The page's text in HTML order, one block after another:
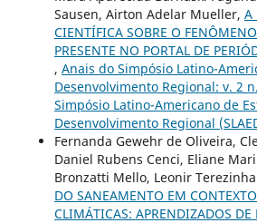
Sausen, Airton Adelar Mueller, A
CIENTÍFICA SOBRE O
PRESENTE NO PORTAL DE
, Anais do Simpósio Latino-
Desenvolvimento Regional: v. 2
Simpósio Latino-Americano de
Desenvolvimento Regional
Fernanda Gewehr de Oliveira,
Daniel Rubens Cenci, Eliane
Bronzatti Mello, Leonir
DO SANEAMENTO EM
CLIMÁTICAS: APRENDIZADOS DE